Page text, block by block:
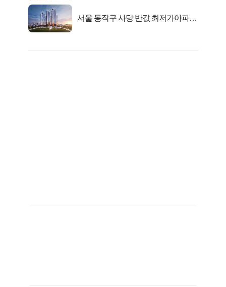
서울 동작구 사당 반값 최저가아파트